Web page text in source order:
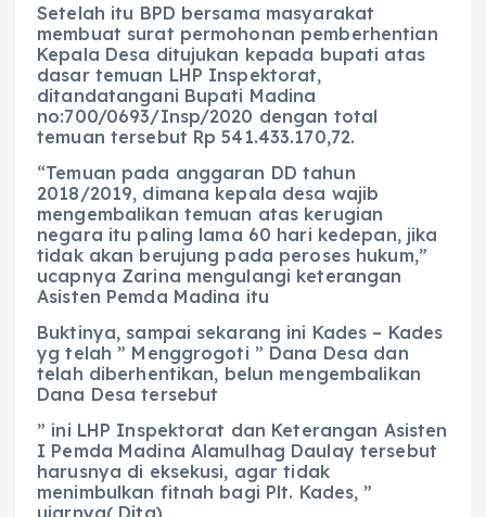
Setelah itu BPD bersama masyarakat
membuat surat permohonan pemberhentian
Kepala Desa ditujukan kepada bupati atas
dasar temuan LHP Inspektorat,
ditandatangani Bupati Madina
no:700/0693/Insp/2020 dengan total
temuan tersebut Rp 541.433.170,72.
“Temuan pada anggaran DD tahun
2018/2019, dimana kepala desa wajib
mengembalikan temuan atas kerugian
negara itu paling lama 60 hari kedepan, jika
tidak akan berujung pada peroses hukum,”
ucapnya Zarina mengulangi keterangan
Asisten Pemda Madina itu
Buktinya, sampai sekarang ini Kades – Kades
yg telah ” Menggrogoti ” Dana Desa dan
telah diberhentikan, belun mengembalikan
Dana Desa tersebut
” ini LHP Inspektorat dan Keterangan Asisten
I Pemda Madina Alamulhag Daulay tersebut
harusnya di eksekusi, agar tidak
menimbulkan fitnah bagi Plt. Kades, ”
ujarnya( Dita)